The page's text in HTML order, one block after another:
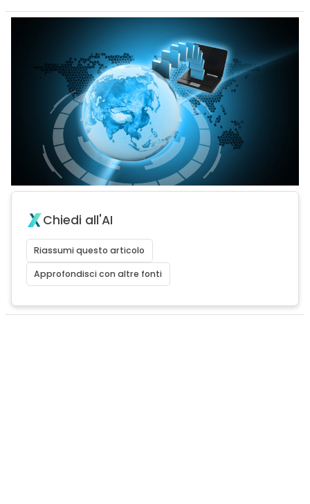
Chiedi all'AI
Riassumi questo articolo
Approfondisci con altre fonti